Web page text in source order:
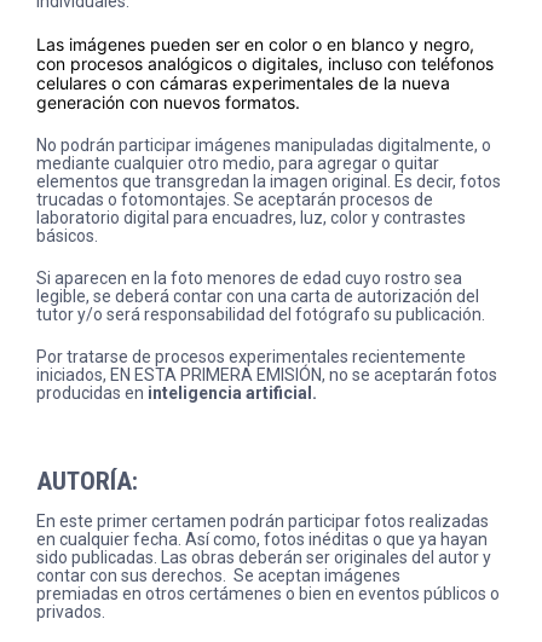
Las imágenes pueden ser en color o en blanco y negro,
con procesos analógicos o digitales, incluso con teléfonos
celulares o con cámaras experimentales de la nueva
generación con nuevos formatos.
No podrán participar imágenes manipuladas digitalmente, o
mediante cualquier otro medio, para agregar o quitar
elementos que transgredan la imagen original. Es decir, fotos
trucadas o fotomontajes. Se aceptarán procesos de
laboratorio digital para encuadres, luz, color y contrastes
básicos.
Si aparecen en la foto menores de edad cuyo rostro sea
legible, se deberá contar con una carta de autorización del
tutor y/o será responsabilidad del fotógrafo su publicación.
Por tratarse de procesos experimentales recientemente
iniciados, EN ESTA PRIMERA EMISIÓN, no se aceptarán fotos
producidas en inteligencia artificial.
AUTORÍA:
En este primer certamen podrán participar fotos realizadas
en cualquier fecha. Así como, fotos inéditas o que ya hayan
sido publicadas. Las obras deberán ser originales del autor y
contar con sus derechos. Se aceptan imágenes
premiadas en otros certámenes o bien en eventos públicos o
privados.